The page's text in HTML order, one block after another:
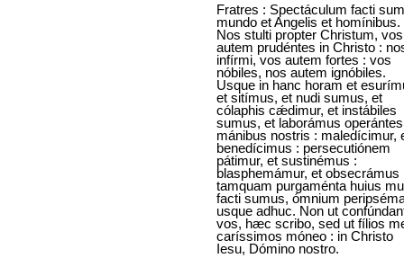
Fratres : Spectáculum facti
mundo et Angelis et homínibus.
Nos stulti propter Christum, vos
autem prudéntes in Christo :
infírmi, vos autem fortes : vos
nóbiles, nos autem ignóbiles.
Usque in hanc horam et
et sitímus, et nudi sumus, et
cólaphis cǽdimur, et instábiles
sumus, et laborámus operántes
mánibus nostris : maledícimur,
benedícimus : persecutiónem
pátimur, et sustinémus :
blasphemámur, et obsecrámus
tamquam purgaménta huius
facti sumus, ómnium
usque adhuc. Non ut
vos, hæc scribo, sed ut fílios
caríssimos móneo : in Christo
Iesu, Dómino nostro.